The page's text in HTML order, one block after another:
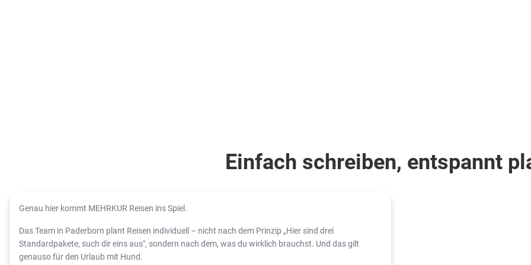
Einfach schreiben, entspannt
Genau hier kommt MEHRKUR Reisen ins Spiel.
Das Team in Paderborn plant Reisen individuell – nicht nach dem Prinzip „Hier sind drei
Standardpakete, such dir eins aus", sondern nach dem, was du wirklich brauchst. Und das gilt
genauso für den Urlaub mit Hund.